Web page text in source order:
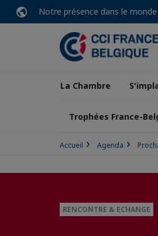
Notre présence dans le monde
La Chambre
Trophées France-
Accueil Agenda
RENCONTRE & ECHANGE